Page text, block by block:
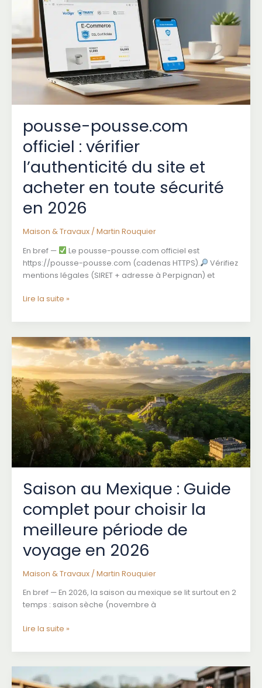
réussir
votre
enduit
isolant
en
pousse-pousse.com
officiel : vérifier
l’authenticité du site et
acheter en toute sécurité
en 2026
Maison & Travaux/ Martin Rouquier
En bref —
Le pousse-pousse.com officiel est
https://pousse-pousse.com (cadenas HTTPS).
Vérifiez
mentions légales (SIRET + adresse à Perpignan) et
pousse-
officiel
:
vérifier
l’authenticité
du
site
et
acheter
en
toute
sécurité
en
2026
Lire la suite »
Saison au Mexique : Guide
complet pour choisir la
meilleure période de
voyage en 2026
Maison & Travaux/ Martin Rouquier
En bref — En 2026, la saison au mexique se lit surtout en 2
temps : saison sèche (novembre à
Saison
Mexique
:
Guide
Lire la suite »